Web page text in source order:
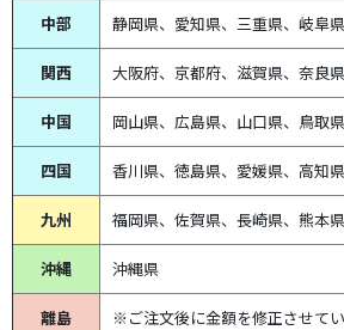
中部 静岡県、 愛知県、 三重県、 岐阜県
関西 大阪府、京都府、滋賀県、奈良
中国 岡山県、広島県、山口県、鳥取
四国 香川県、徳島県、愛媛県、高知県
九州 福岡県、佐賀県、長崎県、熊本
沖縄 沖縄県
離島 ※ご注文後に金額を修正させて